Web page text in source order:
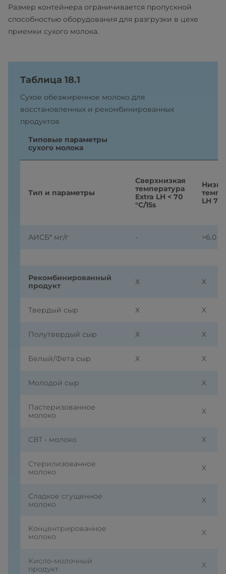
Размер контейнера ограничивается пропускной
способностью оборудования для разгрузки в цехе
приемки сухого молока.
Таблица 18.1
Сухое обезжиренное молоко для
восстановленных и рекомбинированных
продуктов
Типовые параметры
сухого молока
Тип и параметры
Сверхнизкая
температура
Extra LH < 70
°C/15s
LH
АИСБ* мг/г - >6.0
Рекомбинированный
продукт
X X
Твердый сыр X X
Полутвердый сыр X X
Белый/Фета сыр X X
Молодой сыр X
Пастеризованное
молоко
X
СВТ - молоко X
Стерилизованное
молоко
X
Сладкое сгущенное
молоко
X
Концентрированное
молоко
X
Кисло-молочный
продукт
X